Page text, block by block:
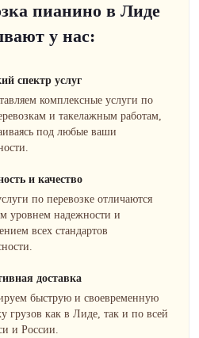
пианино в Лиде
у нас:
спектр услуг
комплексные услуги по
и такелажным работам,
под любые ваши
и качество
по перевозке отличаются
уровнем надежности и
всех стандартов
доставка
быструю и своевременную
грузов как в Лиде, так и по всей
и России.